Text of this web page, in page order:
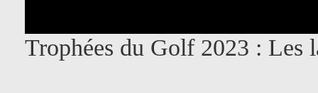
Trophées du Golf 2023 : Les